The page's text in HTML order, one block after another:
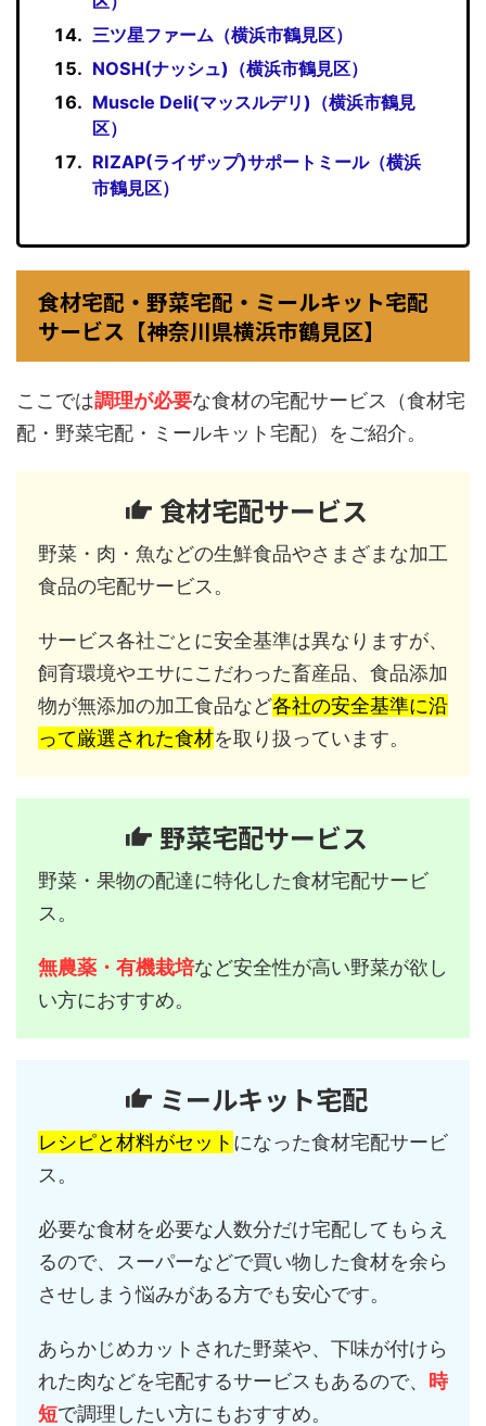
三ツ星ファーム（横浜市鶴見区）
NOSH(ナッシュ)（横浜市鶴見区）
Muscle Deli(マッスルデリ)（横浜市鶴見
区）
RIZAP(ライザップ)サポートミール（横浜
市鶴見区）
食材宅配・野菜宅配・ミールキット宅配
サービス【神奈川県横浜市鶴見区】
ここでは調理が必要な食材の宅配サービス（食材宅
配・野菜宅配・ミールキット宅配）をご紹介。
食材宅配サービス
野菜・肉・魚などの生鮮食品やさまざまな加工
食品の宅配サービス。
サービス各社ごとに安全基準は異なりますが、
飼育環境やエサにこだわった畜産品、食品添加
物が無添加の加工食品など各社の安全基準に沿
って厳選された食材を取り扱っています。
野菜宅配サービス
野菜・果物の配達に特化した食材宅配サービ
ス。
無農薬・有機栽培など安全性が高い野菜が欲し
い方におすすめ。
ミールキット宅配
レシピと材料がセット になった食材宅配サービ
ス。
必要な食材を必要な人数分だけ宅配してもらえ
るので、スーパーなどで買い物した食材を余ら
させしまう悩みがある方でも安心です。
あらかじめカットされた野菜や、下味が付けら
れた肉などを宅配するサービスもあるので、
時
短で調理したい方にもおすすめ。